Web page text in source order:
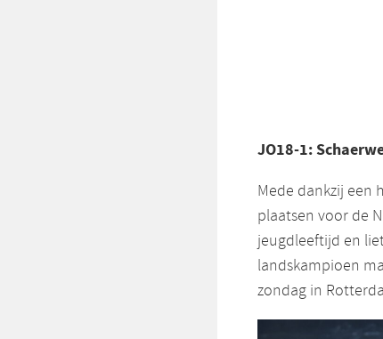
JO18-1:
Mede dankzij een
plaatsen voor de
jeugdleeftijd en
landskampioen
zondag in